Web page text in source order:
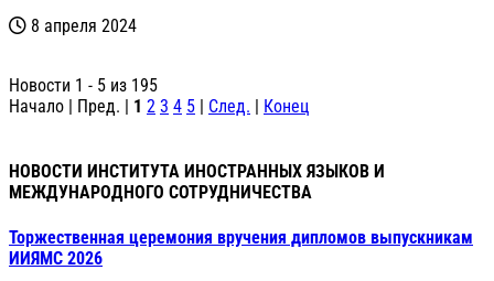
8 апреля 2024
Новости 1 - 5 из 195
Начало | Пред. | 1 2 3 4 5 | След. | Конец
НОВОСТИ ИНСТИТУТА ИНОСТРАННЫХ ЯЗЫКОВ И
МЕЖДУНАРОДНОГО СОТРУДНИЧЕСТВА
Торжественная церемония вручения дипломов выпускникам
ИИЯМС 2026